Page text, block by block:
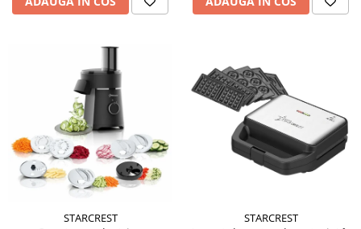
STARCREST STARCREST